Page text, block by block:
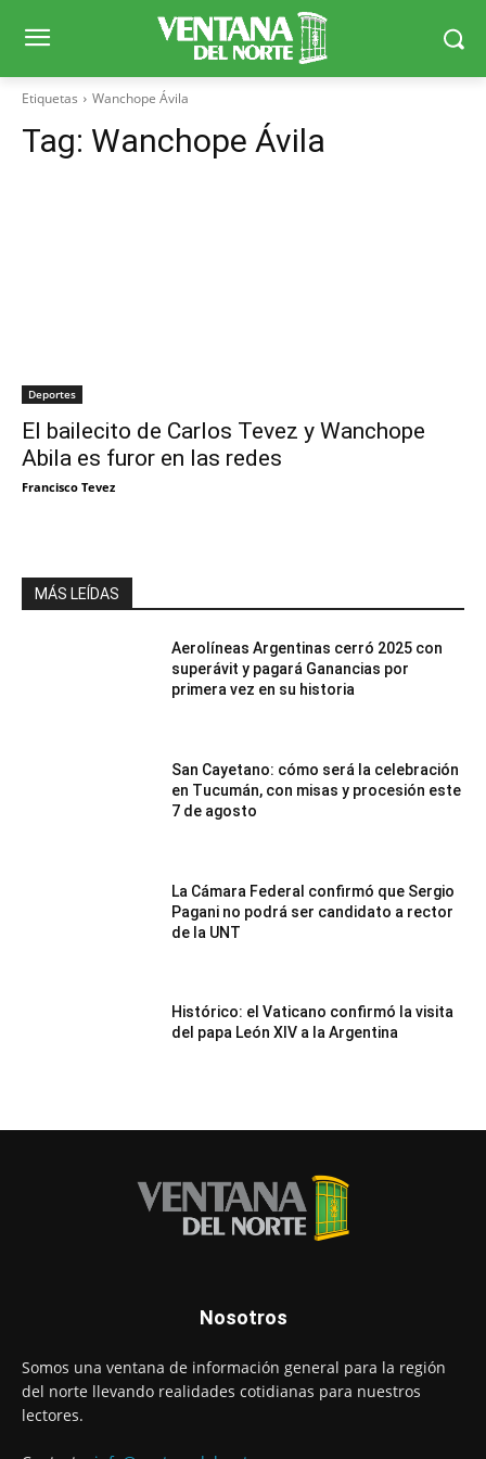
Etiquetas Wanchope Ávila
Tag: Wanchope Ávila
Deportes
El bailecito de Carlos Tevez y Wanchope
Abila es furor en las redes
Francisco Tevez
MÁS LEÍDAS
Aerolíneas Argentinas cerró 2025 con
superávit y pagará Ganancias por
primera vez en su historia
San Cayetano: cómo será la celebración
en Tucumán, con misas y procesión este
7 de agosto
La Cámara Federal confirmó que Sergio
Pagani no podrá ser candidato a rector
de la UNT
Histórico: el Vaticano confirmó la visita
del papa León XIV a la Argentina
Nosotros
Somos una ventana de información general para la región
del norte llevando realidades cotidianas para nuestros
lectores.